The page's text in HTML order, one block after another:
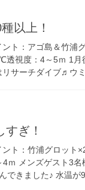
以上！
ト：アゴ島＆竹浦
透視度：4～5ｍ 1
リサーチダイブ♬ウ
ぎ！
ト：竹浦グロット
ｍ メンズゲスト3
できました♪ 水温